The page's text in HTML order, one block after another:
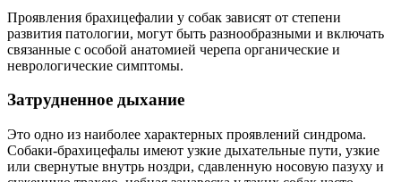
Проявления брахицефалии у собак зависят от степени
развития патологии, могут быть разнообразными и включать
связанные с особой анатомией черепа органические и
неврологические симптомы.
Затрудненное дыхание
Это одно из наиболее характерных проявлений синдрома.
Собаки-брахицефалы имеют узкие дыхательные пути, узкие
или свернутые внутрь ноздри, сдавленную носовую пазуху и